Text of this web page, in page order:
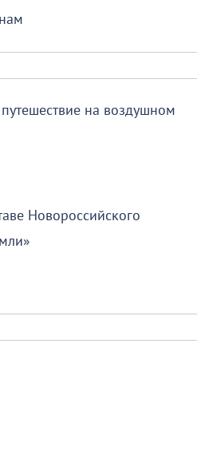
на воздушном
Новороссийского